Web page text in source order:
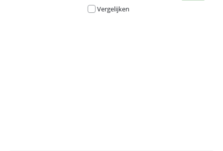
Vergelijken